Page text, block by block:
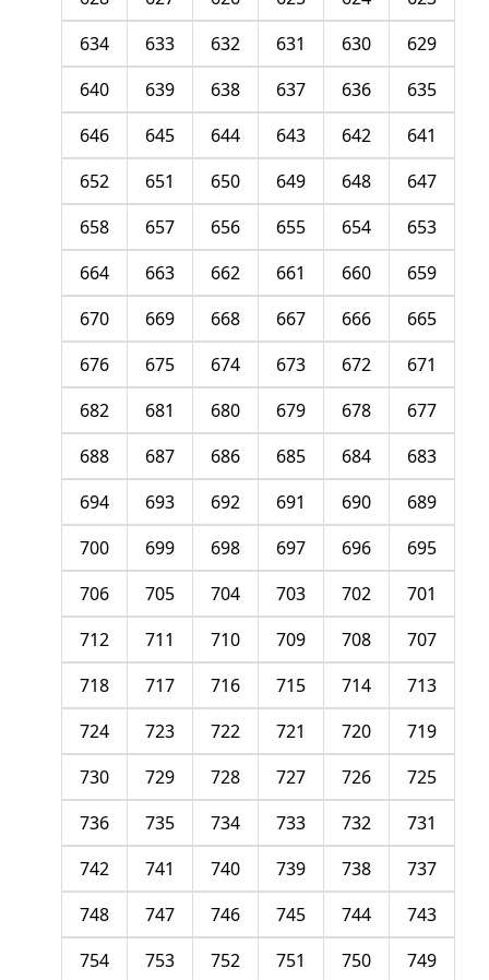
629
630
631
632
633
634
635
636
637
638
639
640
641
642
643
644
645
646
647
648
649
650
651
652
653
654
655
656
657
658
659
660
661
662
663
664
665
666
667
668
669
670
671
672
673
674
675
676
677
678
679
680
681
682
683
684
685
686
687
688
689
690
691
692
693
694
695
696
697
698
699
700
701
702
703
704
705
706
707
708
709
710
711
712
713
714
715
716
717
718
719
720
721
722
723
724
725
726
727
728
729
730
731
732
733
734
735
736
737
738
739
740
741
742
743
744
745
746
747
748
749
750
751
752
753
754